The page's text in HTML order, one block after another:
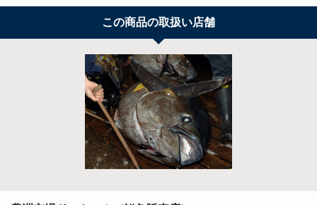
この商品の取扱い店舗